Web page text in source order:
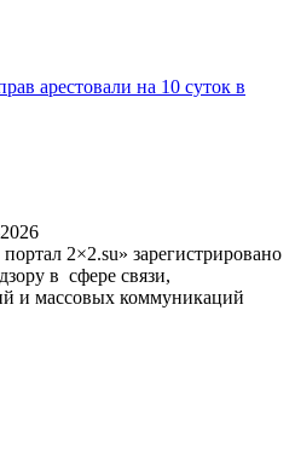
арестовали на 10 суток в
2×2.su» зарегистрировано
в сфере связи,
и массовых коммуникаций